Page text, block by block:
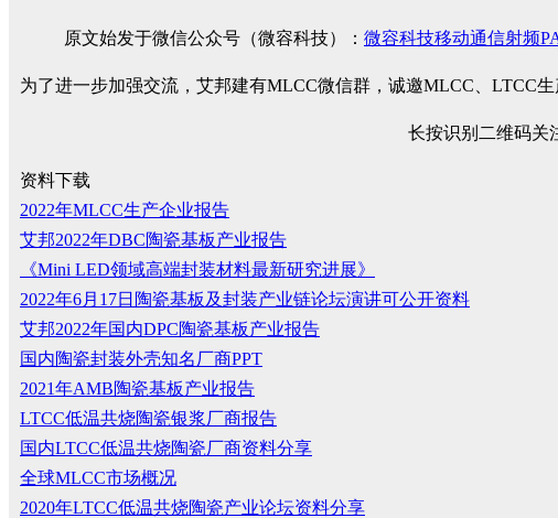
原文始发于微信公众号（微容科技）： 微容科技移动通信射频
为了进一步加强交流，艾邦建有MLCC微信群，诚邀MLCC、LTCC
长按识别二维码关
资料下载
2022年MLCC生产企业报告
艾邦2022年DBC陶瓷基板产业报告
《Mini LED领域高端封装材料最新研究进展》
2022年6月17日陶瓷基板及封装产业链论坛演讲可公开资料
艾邦2022年国内DPC陶瓷基板产业报告
国内陶瓷封装外壳知名厂商PPT
2021年AMB陶瓷基板产业报告
LTCC低温共烧陶瓷银浆厂商报告
国内LTCC低温共烧陶瓷厂商资料分享
全球MLCC市场概况
2020年LTCC低温共烧陶瓷产业论坛资料分享